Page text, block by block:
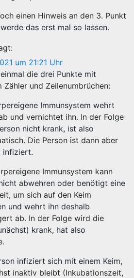
einen Hinweis an den 3. Punkt
das erst mal so lassen.
um 21:21 Uhr
die drei Punkte mit
Zähler und Zeilenumbrüchen:
Immunsystem wehrt
und vernichtet ihn. In der Folge
nicht krank, ist also
Die Person ist dann aber
infiziert.
Immunsystem kann
abwehren oder benötigt eine
um sich auf den Keim
und wehrt ihn deshalb
ab. In der Folge wird die
krank, hat also
infiziert sich mit einem Keim,
inaktiv bleibt (Inkubationszeit,